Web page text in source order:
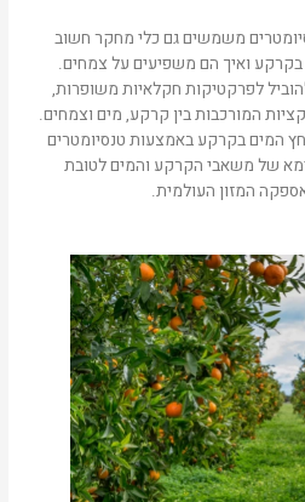
משמשים גם כלי מחקר חשוב
ואיך הם משפיעים על צמחים.
לפרקטיקות חקלאיות משופרות,
המורכבות בין קרקע, מים וצמחים.
המים בקרקע באמצעות טנסיומטרים
של משאבי הקרקע והמים לטובת
המזון העולמית.